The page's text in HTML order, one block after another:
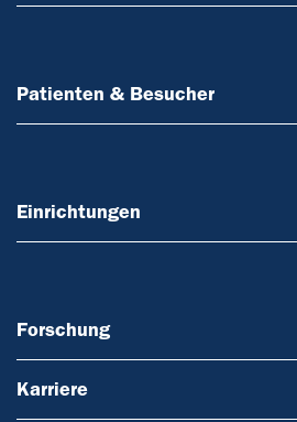
Patienten & Besucher
Einrichtungen
Forschung
Karriere